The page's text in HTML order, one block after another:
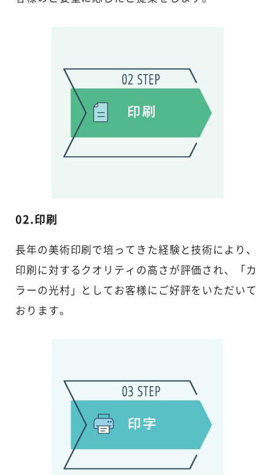
02.印刷
長年の美術印刷で培ってきた経験と技術により、
印刷に対するクオリティの高さが評価され、「カ
ラーの光村」としてお客様にご好評をいただいて
おります。